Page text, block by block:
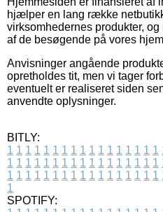
hjælper en lang række
virksomhedernes produkter,
af de besøgende på vores
Anvisninger angående
opretholdes tit, men vi tager
eventuelt er realiseret siden
anvendte oplysninger.
BITLY:
1 1 1 1 1 1 1 1 1 1 1 1 1 1 1 1 1
1 1 1 1 1 1 1 1 1 1 1 1 1 1 1 1 1
1 1 1 1 1 1 1 1 1 1 1 1 1 1 1 1 1
1
SPOTIFY: